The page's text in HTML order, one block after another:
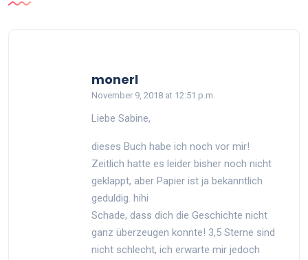
monerlsays:
November 9, 2018 at 12:51 p.m.
Liebe Sabine,
dieses Buch habe ich noch vor mir!
Zeitlich hatte es leider bisher noch nicht
geklappt, aber Papier ist ja bekanntlich
geduldig. hihi
Schade, dass dich die Geschichte nicht
ganz überzeugen konnte! 3,5 Sterne sind
nicht schlecht, ich erwarte mir jedoch